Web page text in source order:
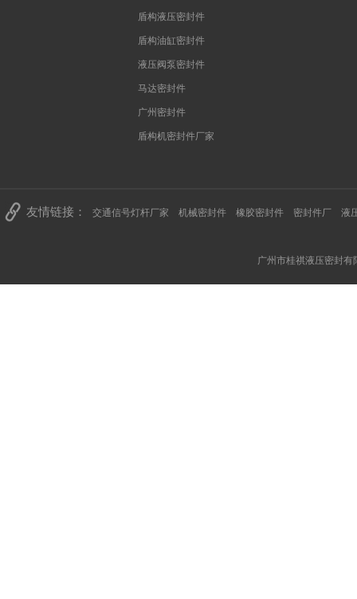
盾构液压密封件
盾构油缸密封件
液压阀泵密封件
马达密封件
广州密封件
盾构机密封件厂家
友情链接： 交通信号灯杆厂家 机械密封件 橡胶密封件 密封件厂 液
广州市桂祺液压密封有